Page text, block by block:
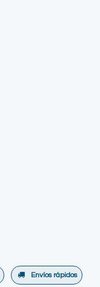
Envíos rápidos